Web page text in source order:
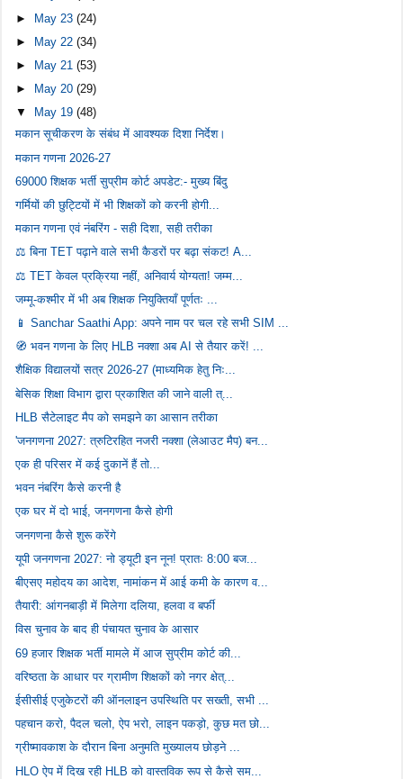
► May 23(24)
► May 22(34)
►
May 21(53)
►
May 20(29)
▼
May 19(48)
मकान सूचीकरण के संबंध में आवश्यक दिशा निर्देश।
मकान गणना 2026-27
69000 शिक्षक भर्ती सुप्रीम कोर्ट अपडेट:- मुख्य बिंदु
गर्मियों की छुट्टियों में भी शिक्षकों को करनी होगी...
मकान गणना एवं नंबरिंग - सही दिशा, सही तरीका
⚖️ बिना TET पढ़ाने वाले सभी कैडरों पर बढ़ा संकट! A...
⚖️ TET केवल प्रक्रिया नहीं, अनिवार्य योग्यता! जम्म...
जम्मू-कश्मीर में भी अब शिक्षक नियुक्तियाँ पूर्णतः ...
📱 Sanchar Saathi App: अपने नाम पर चल रहे सभी SIM ...
🧭 भवन गणना के लिए HLB नक्शा अब AI से तैयार करें! ...
शैक्षिक विद्यालयों सत्र 2026-27 (माध्यमिक हेतु निः...
बेसिक शिक्षा विभाग द्वारा प्रकाशित की जाने वाली त्...
HLB सैटेलाइट मैप को समझने का आसान तरीका
'जनगणना 2027: त्रुटिरहित नजरी नक्शा (लेआउट मैप) बन...
एक ही परिसर में कई दुकानें हैं तो...
भवन नंबरिंग कैसे करनी है
एक घर में दो भाई, जनगणना कैसे होगी
जनगणना कैसे शुरू करेंगे
यूपी जनगणना 2027: नो ड्यूटी इन नून! प्रातः 8:00 बज...
बीएसए महोदय का आदेश, नामांकन में आई कमी के कारण व...
तैयारी: आंगनबाड़ी में मिलेगा दलिया, हलवा व बर्फी
विस चुनाव के बाद ही पंचायत चुनाव के आसार
69 हजार शिक्षक भर्ती मामले में आज सुप्रीम कोर्ट की...
वरिष्ठता के आधार पर ग्रामीण शिक्षकों को नगर क्षेत्...
ईसीसीई एजुकेटरों की ऑनलाइन उपस्थिति पर सख्ती, सभी ...
पहचान करो, पैदल चलो, ऐप भरो, लाइन पकड़ो, कुछ मत छो...
ग्रीष्मावकाश के दौरान बिना अनुमति मुख्यालय छोड़ने ...
HLO ऐप में दिख रही HLB को वास्तविक रूप से कैसे सम...